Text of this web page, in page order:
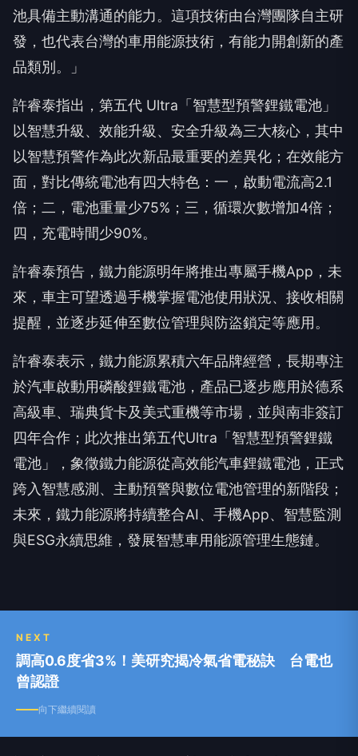
池具備主動溝通的能力。這項技術由台灣團隊自主研
發，也代表台灣的車用能源技術，有能力開創新的產
品類別。」
許睿泰指出，第五代 Ultra「智慧型預警鋰鐵電池」
以智慧升級、效能升級、安全升級為三大核心，其中
以智慧預警作為此次新品最重要的差異化；在效能方
面，對比傳統電池有四大特色：一，啟動電流高2.1
倍；二，電池重量少75%；三，循環次數增加4倍；
四，充電時間少90%。
許睿泰預告，鐵力能源明年將推出專屬手機App，未
來，車主可望透過手機掌握電池使用狀況、接收相關
提醒，並逐步延伸至數位管理與防盜鎖定等應用。
許睿泰表示，鐵力能源累積六年品牌經營，長期專注
於汽車啟動用磷酸鋰鐵電池，產品已逐步應用於德系
高級車、瑞典貨卡及美式重機等市場，並與南非簽訂
四年合作；此次推出第五代Ultra「智慧型預警鋰鐵
電池」，象徵鐵力能源從高效能汽車鋰鐵電池，正式
跨入智慧感測、主動預警與數位電池管理的新階段；
未來，鐵力能源將持續整合AI、手機App、智慧監測
與ESG永續思維，發展智慧車用能源管理生態鏈。
NEXT
調高0.6度省3%！美研究揭冷氣省電秘訣 台電也
曾認證
向下繼續閱讀